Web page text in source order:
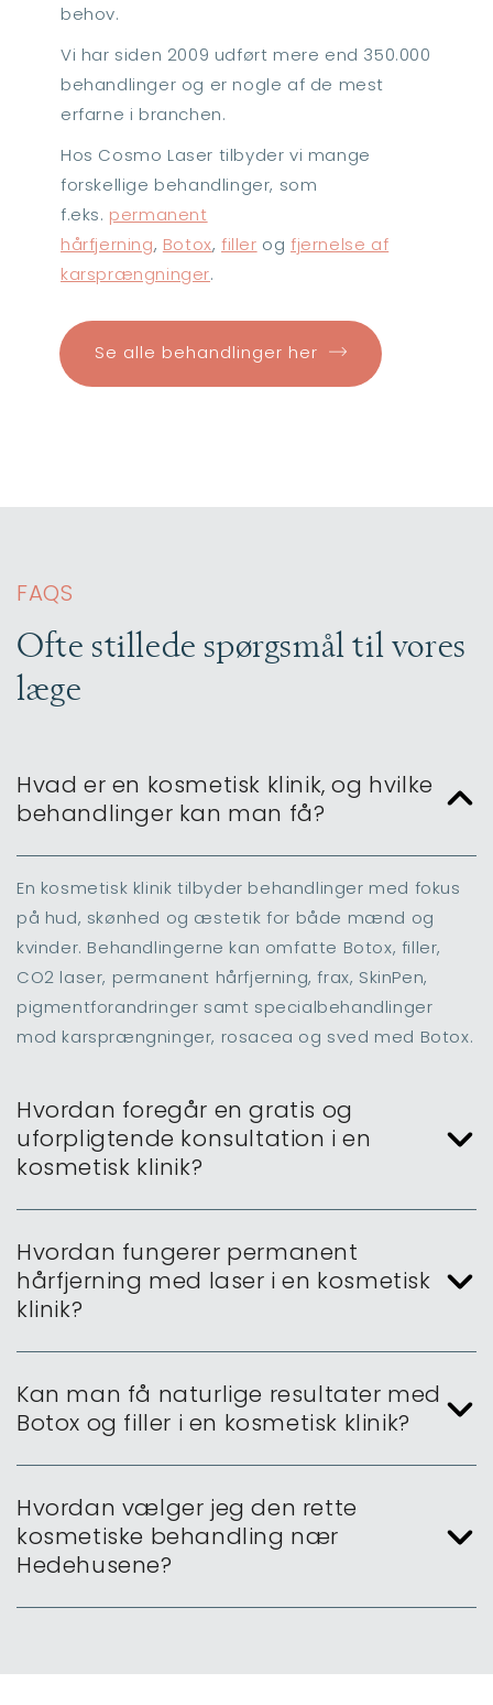
behov.
Vi har siden 2009 udført mere end 350.000
behandlinger og er nogle af de mest
erfarne i branchen.
Hos Cosmo Laser tilbyder vi mange
forskellige behandlinger, som
f.eks. permanent
hårfjerning, Botox,filler ogfjernelse af
karsprængninger.
Se alle behandlinger her
FAQS
Ofte stillede spørgsmål til vores
læge
Hvad er en kosmetisk klinik, og hvilke
behandlinger kan man få?
En kosmetisk klinik tilbyder behandlinger med fokus
på hud, skønhed og æstetik for både mænd og
kvinder. Behandlingerne kan omfatte Botox, filler,
CO2 laser, permanent hårfjerning, frax, SkinPen,
pigmentforandringer samt specialbehandlinger
mod karsprængninger, rosacea og sved med Botox.
Hvordan foregår en gratis og
uforpligtende konsultation i en
kosmetisk klinik?
Hvordan fungerer permanent
hårfjerning med laser i en kosmetisk
klinik?
Kan man få naturlige resultater med
Botox og filler i en kosmetisk klinik?
Hvordan vælger jeg den rette
kosmetiske behandling nær
Hedehusene?